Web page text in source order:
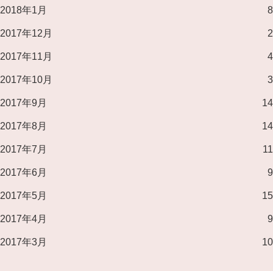
2018年1月 8
2017年12月 2
2017年11月 4
2017年10月 3
2017年9月 14
2017年8月 14
2017年7月 11
2017年6月 9
2017年5月 15
2017年4月 9
2017年3月 10